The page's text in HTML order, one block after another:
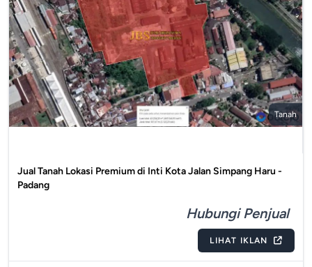
Tanah
Jual Tanah Lokasi Premium di Inti Kota Jalan Simpang Haru -
Padang
Hubungi Penjual
LIHAT IKLAN